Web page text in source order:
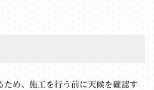
ため、施工を行う前に天候を確認す